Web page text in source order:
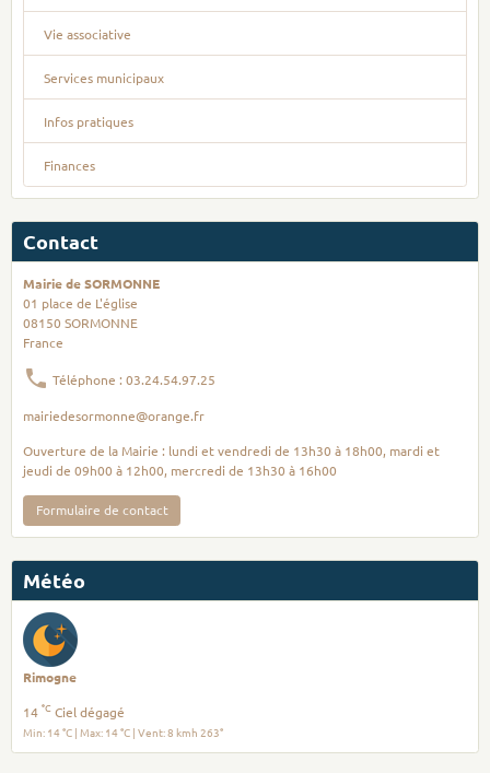
Vie associative
Services municipaux
Infos pratiques
Finances
Contact
Mairie de SORMONNE
01 place de L'église
08150 SORMONNE
France
Téléphone : 03.24.54.97.25
mairiedesormonne@orange.fr
Ouverture de la Mairie : lundi et vendredi de 13h30 à 18h00, mardi et
jeudi de 09h00 à 12h00, mercredi de 13h30 à 16h00
Formulaire de contact
Météo
Rimogne
14 °C Ciel dégagé
Min: 14 °C | Max: 14 °C | Vent: 8 kmh 263°